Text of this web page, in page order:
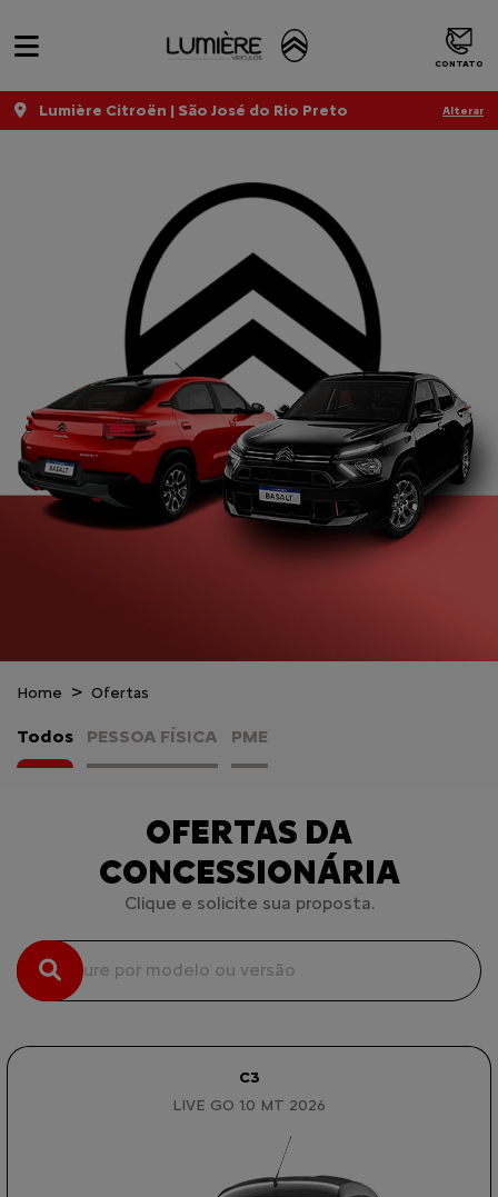
CONTATO
Lumière Citroën | São José do Rio Preto Alterar
Home Ofertas
Todos PESSOA FÍSICA PME
OFERTAS DA
CONCESSIONÁRIA
Clique e solicite sua proposta.
C3
LIVE GO 1.0 MT 2026